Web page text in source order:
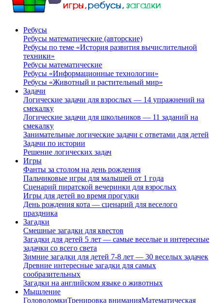
Ребусы
Ребусы математические (авторские)
Ребусы по теме «История развития вычислительной
техники»
Ребусы математические
Ребусы «Информационные технологии»
Ребусы «Животный и растительный мир»
Задачи
Логические задачи для взрослых — 14 упражнений на
смекалку
Логические задачи для школьников — 11 заданий на
смекалку
Занимательные логические задачи с ответами для детей
Задачи по истории
Решение логических задач
Игры
Фанты за столом на день рождения
Пальчиковые игры для малышей от 1 года
Сценарий пиратской вечеринки для взрослых
Игры для детей во время прогулки
День рождения кота — сценарий для веселого
праздника
Загадки
Смешные загадки для квестов
Загадки для детей 5 лет — самые веселые и интересные
задачки со всего света
Зимние загадки для детей 7-8 лет — 30 веселых задачек
Древние интересные загадки для самых
сообразительных
Загадки на английском языке о животных
Мышление
ГоловоломкиТренировка вниманияМатематическая